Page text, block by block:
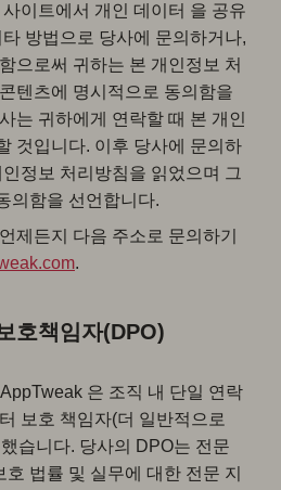
이트에서 개인 데이터 을 공유
방법으로 당사에 문의하거나,
으로써 귀하는 본 개인정보 처
텐츠에 명시적으로 동의함을
는 귀하에게 연락할 때 본 개인
것입니다. 이후 당사에 문의하
정보 처리방침을 읽었으며 그
의함을 선언합니다.
제든지 다음 주소로 문의하기
.
호책임자(DPO)
은 조직 내 단일 연락
보호 책임자(더 일반적으로
습니다. 당사의 DPO는 전문
법률 및 실무에 대한 전문 지